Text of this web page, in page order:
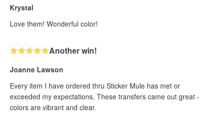
Krystal
Love them! Wonderful color!
Another win!
Joanne Lawson
Every item I have ordered thru Sticker Mule has met or
exceeded my expectations. These transfers came out great -
colors are vibrant and clear.